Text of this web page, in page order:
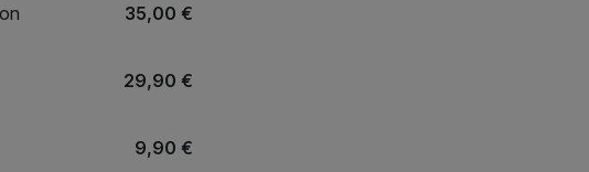
35,00 €
29,90 €
9,90 €